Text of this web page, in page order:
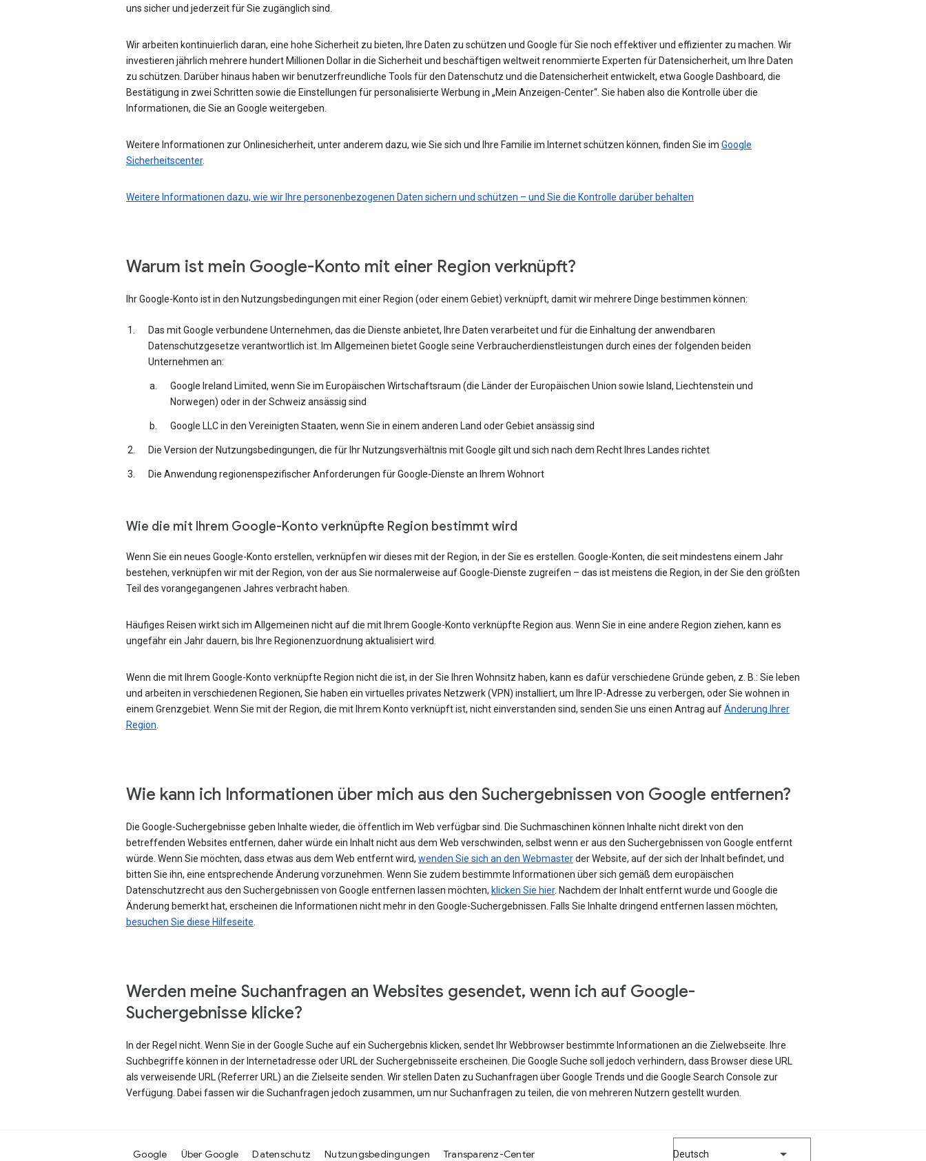
uns sicher und jederzeit für Sie zugänglich sind.
Wir arbeiten kontinuierlich daran, eine hohe Sicherheit zu bieten, Ihre Daten zu schützen und Google für Sie noch effektiver und effizienter zu machen. Wir
investieren jährlich mehrere hundert Millionen Dollar in die Sicherheit und beschäftigen weltweit renommierte Experten für Datensicherheit, um Ihre Daten
zu schützen. Darüber hinaus haben wir benutzerfreundliche Tools für den Datenschutz und die Datensicherheit entwickelt, etwa Google Dashboard, die
Bestätigung in zwei Schritten sowie die Einstellungen für personalisierte Werbung in „Mein Anzeigen-Center“. Sie haben also die Kontrolle über die
Informationen, die Sie an Google weitergeben.
Weitere Informationen zur Onlinesicherheit, unter anderem dazu, wie Sie sich und Ihre Familie im Internet schützen können, finden Sie im Google
Sicherheitscenter.
Weitere Informationen dazu, wie wir Ihre personenbezogenen Daten sichern und schützen – und Sie die Kontrolle darüber behalten
Warum ist mein Google-Konto mit einer Region verknüpft?
Ihr Google-Konto ist in den Nutzungsbedingungen mit einer Region (oder einem Gebiet) verknüpft, damit wir mehrere Dinge bestimmen können:
Das mit Google verbundene Unternehmen, das die Dienste anbietet, Ihre Daten verarbeitet und für die Einhaltung der anwendbaren
Datenschutzgesetze verantwortlich ist. Im Allgemeinen bietet Google seine Verbraucherdienstleistungen durch eines der folgenden beiden
Unternehmen an:
Google Ireland Limited, wenn Sie im Europäischen Wirtschaftsraum (die Länder der Europäischen Union sowie Island, Liechtenstein und
Norwegen) oder in der Schweiz ansässig sind
Google LLC in den Vereinigten Staaten, wenn Sie in einem anderen Land oder Gebiet ansässig sind
Die Version der Nutzungsbedingungen, die für Ihr Nutzungsverhältnis mit Google gilt und sich nach dem Recht Ihres Landes richtet
Die Anwendung regionenspezifischer Anforderungen für Google-Dienste an Ihrem Wohnort
Wie die mit Ihrem Google-Konto verknüpfte Region bestimmt wird
Wenn Sie ein neues Google-Konto erstellen, verknüpfen wir dieses mit der Region, in der Sie es erstellen. Google-Konten, die seit mindestens einem Jahr
bestehen, verknüpfen wir mit der Region, von der aus Sie normalerweise auf Google-Dienste zugreifen – das ist meistens die Region, in der Sie den größten
Teil des vorangegangenen Jahres verbracht haben.
Häufiges Reisen wirkt sich im Allgemeinen nicht auf die mit Ihrem Google-Konto verknüpfte Region aus. Wenn Sie in eine andere Region ziehen, kann es
ungefähr ein Jahr dauern, bis Ihre Regionenzuordnung aktualisiert wird.
Wenn die mit Ihrem Google-Konto verknüpfte Region nicht die ist, in der Sie Ihren Wohnsitz haben, kann es dafür verschiedene Gründe geben, z. B.: Sie leben
und arbeiten in verschiedenen Regionen, Sie haben ein virtuelles privates Netzwerk (VPN) installiert, um Ihre IP-Adresse zu verbergen, oder Sie wohnen in
einem Grenzgebiet. Wenn Sie mit der Region, die mit Ihrem Konto verknüpft ist, nicht einverstanden sind, senden Sie uns einen Antrag aufÄnderung Ihrer
Region
Wie kann ich Informationen über mich aus den Suchergebnissen von Google entfernen?
Die Google-Suchergebnisse geben Inhalte wieder, die öffentlich im Web verfügbar sind. Die Suchmaschinen können Inhalte nicht direkt von den
betreffenden Websites entfernen, daher würde ein Inhalt nicht aus dem Web verschwinden, selbst wenn er aus den Suchergebnissen von Google entfernt
würde. Wenn Sie möchten, dass etwas aus dem Web entfernt wird, wenden Sie sich an den Webmasterder Website, auf der sich der Inhalt befindet, und
bitten Sie ihn, eine entsprechende Änderung vorzunehmen. Wenn Sie zudem bestimmte Informationen über sich gemäß dem europäischen
Datenschutzrecht aus den Suchergebnissen von Google entfernen lassen möchten, klicken Sie hier. Nachdem der Inhalt entfernt wurde und Google die
Änderung bemerkt hat, erscheinen die Informationen nicht mehr in den Google-Suchergebnissen. Falls Sie Inhalte dringend entfernen lassen möchten,
besuchen Sie diese Hilfeseite
Werden meine Suchanfragen an Websites gesendet, wenn ich auf Google-
Suchergebnisse klicke?
In der Regel nicht. Wenn Sie in der Google Suche auf ein Suchergebnis klicken, sendet Ihr Webbrowser bestimmte Informationen an die Zielwebseite. Ihre
Suchbegriffe können in der Internetadresse oder URL der Suchergebnisseite erscheinen. Die Google Suche soll jedoch verhindern, dass Browser diese URL
als verweisende URL (Referrer URL) an die Zielseite senden. Wir stellen Daten zu Suchanfragen über Google Trends und die Google Search Console zur
Verfügung. Dabei fassen wir die Suchanfragen jedoch zusammen, um nur Suchanfragen zu teilen, die von mehreren Nutzern gestellt wurden.
Google Über Google Datenschutz Nutzungsbedingungen Transparenz-Center Deutsch